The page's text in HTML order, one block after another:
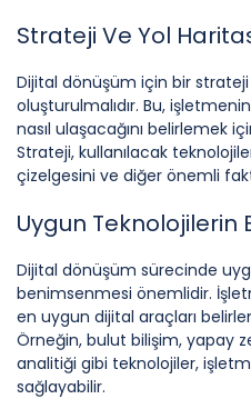
Strateji Ve Yol
Dijital dönüşüm için bir strateji
oluşturulmalıdır. Bu,
nasıl ulaşacağını belirlemek
Strateji, kullanılacak
çizelgesini ve diğer önemli
Uygun Teknolojilerin
Dijital dönüşüm sürecinde
benimsenmesi önemlidir.
en uygun dijital araçları
Örneğin, bulut bilişim, yapay
analitiği gibi teknolojiler,
sağlayabilir.